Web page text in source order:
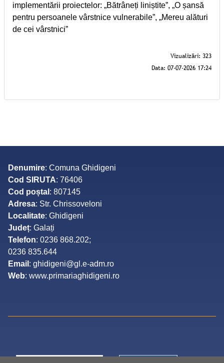
implementării proiectelor: „Bătrâneți liniștite”, „O șansă
pentru persoanele vârstnice vulnerabile”, „Mereu alături
de cei vârstnici”
Denumire: Comuna Ghidigeni
Cod SIRUTA: 76406
Cod poștal : 807145
Adresa: Str. Chrissoveloni
Localitate: Ghidigeni
Județ: Galați
Telefon: 0236 868.202;
0236 835.644
Email : ghidigeni@gl.e-adm.ro
Web: www.primariaghidigeni.ro